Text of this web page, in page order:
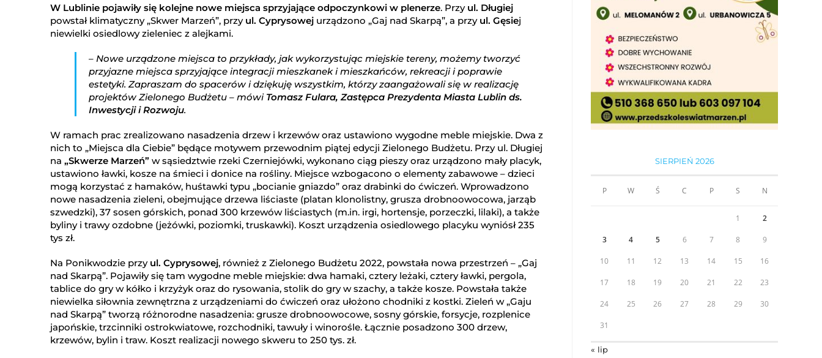
W Lublinie pojawiły się kolejne nowe miejsca sprzyjające odpoczynkowi w plenerze. Przy ul. Długiej
powstał klimatyczny „Skwer Marzeń”, przyul. Cyprysowej urządzono „Gaj nad Skarpą”, a przyul. Gęsiej
niewielki osiedlowy zieleniec z alejkami.
– Nowe urządzone miejsca to przykłady, jak wykorzystując miejskie tereny, możemy tworzyć
przyjazne miejsca sprzyjające integracji mieszkanek i mieszkańców, rekreacji i poprawie
estetyki. Zapraszam do spacerów i dziękuję wszystkim, którzy zaangażowali się w realizację
projektów Zielonego Budżetu – mówi Tomasz Fulara, Zastępca Prezydenta Miasta Lublin ds.
Inwestycji i Rozwoju.
W ramach prac zrealizowano nasadzenia drzew i krzewów oraz ustawiono wygodne meble miejskie. Dwa z
nich to „Miejsca dla Ciebie” będące motywem przewodnim piątej edycji Zielonego Budżetu. Przy ul. Długiej
na „Skwerze Marzeń” w sąsiedztwie rzeki Czerniejówki, wykonano ciąg pieszy oraz urządzono mały placyk,
ustawiono ławki, kosze na śmieci i donice na rośliny. Miejsce wzbogacono o elementy zabawowe – dzieci
mogą korzystać z hamaków, huśtawki typu „bocianie gniazdo” oraz drabinki do ćwiczeń. Wprowadzono
nowe nasadzenia zieleni, obejmujące drzewa liściaste (platan klonolistny, grusza drobnoowocowa, jarząb
szwedzki), 37 sosen górskich, ponad 300 krzewów liściastych (m.in. irgi, hortensje, porzeczki, lilaki), a także
byliny i trawy ozdobne (jeżówki, poziomki, truskawki). Koszt urządzenia osiedlowego placyku wyniósł 235
tys zł.
Na Ponikwodzie przyul. Cyprysowej, również z Zielonego Budżetu 2022, powstała nowa przestrzeń – „Gaj
nad Skarpą”. Pojawiły się tam wygodne meble miejskie: dwa hamaki, cztery leżaki, cztery ławki, pergola,
tablice do gry w kółko i krzyżyk oraz do rysowania, stolik do gry w szachy, a także kosze. Powstała także
niewielka siłownia zewnętrzna z urządzeniami do ćwiczeń oraz ułożono chodniki z kostki. Zieleń w „Gaju
nad Skarpą” tworzą różnorodne nasadzenia: grusze drobnoowocowe, sosny górskie, forsycje, rozplenice
japońskie, trzcinniki ostrokwiatowe, rozchodniki, tawuły i winorośle. Łącznie posadzono 300 drzew,
krzewów, bylin i traw. Koszt realizacji nowego skweru to 250 tys. zł.
SIERPIEŃ 2026
P W Ś C P S N
1 2
3 4 5 6 7 8 9
10 11 12 13 14 15 16
17 18 19 20 21 22 23
24 25 26 27 28 29 30
31
« lip